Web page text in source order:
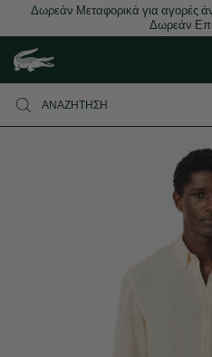
Δωρεάν Μεταφορικά για αγορές
Δωρεάν